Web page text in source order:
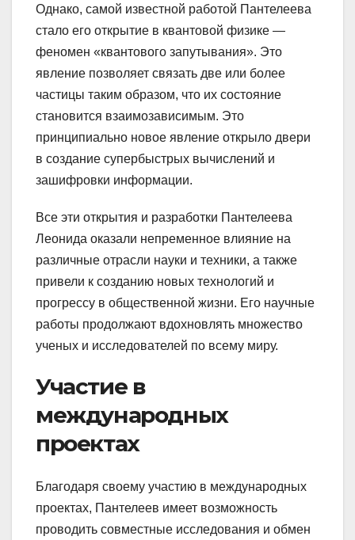
Однако, самой известной работой Пантелеева
стало его открытие в квантовой физике —
феномен «квантового запутывания». Это
явление позволяет связать две или более
частицы таким образом, что их состояние
становится взаимозависимым. Это
принципиально новое явление открыло двери
в создание супербыстрых вычислений и
зашифровки информации.
Все эти открытия и разработки Пантелеева
Леонида оказали непременное влияние на
различные отрасли науки и техники, а также
привели к созданию новых технологий и
прогрессу в общественной жизни. Его научные
работы продолжают вдохновлять множество
ученых и исследователей по всему миру.
Участие в
международных
проектах
Благодаря своему участию в международных
проектах, Пантелеев имеет возможность
проводить совместные исследования и обмен